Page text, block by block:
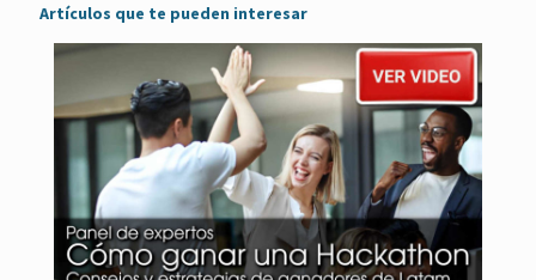
Artículos que te pueden interesar